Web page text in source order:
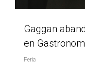
Gaggan
en
Feria